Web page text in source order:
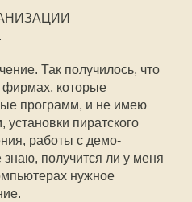
Так получилось, что
фирмах, которые
программ, и не имею
пиратского
работы с демо-
получится ли у меня
нужное